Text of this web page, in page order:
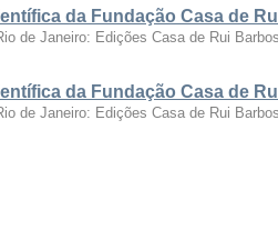
da Fundação Casa de
de Janeiro: Edições Casa de Rui
da Fundação Casa de
de Janeiro: Edições Casa de Rui